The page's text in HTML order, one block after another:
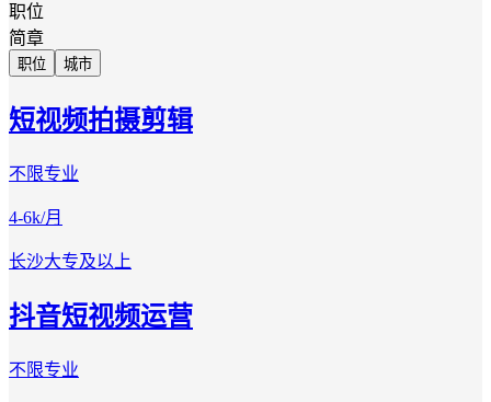
职位
简章
职位 城市
短视频拍摄剪辑
不限专业
4-6k/月
长沙大专及以上
抖音短视频运营
不限专业